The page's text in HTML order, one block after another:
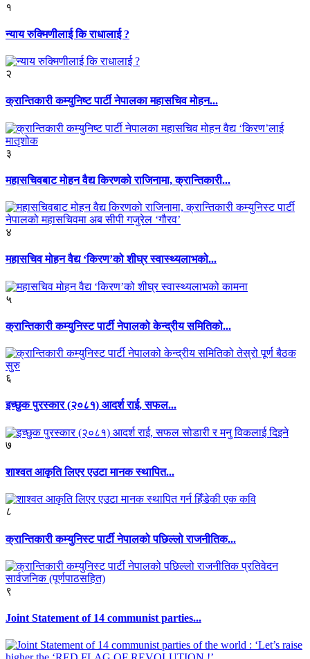
१
न्याय रुक्मिणीलाई कि राधालाई ?
२
क्रान्तिकारी कम्युनिष्ट पार्टी नेपालका महासचिव मोहन...
३
महासचिवबाट मोहन वैद्य किरणको राजिनामा, क्रान्तिकारी...
४
महासचिव मोहन वैद्य ‘किरण’को शीघ्र स्वास्थ्यलाभको...
५
क्रान्तिकारी कम्युनिस्ट पार्टी नेपालको केन्द्रीय समितिको...
६
इच्छुक पुरस्कार (२०८१) आदर्श राई, सफल...
७
शाश्वत आकृति लिएर एउटा मानक स्थापित...
८
क्रान्तिकारी कम्युनिस्ट पार्टी नेपालको पछिल्लो राजनीतिक...
९
Joint Statement of 14 communist parties...